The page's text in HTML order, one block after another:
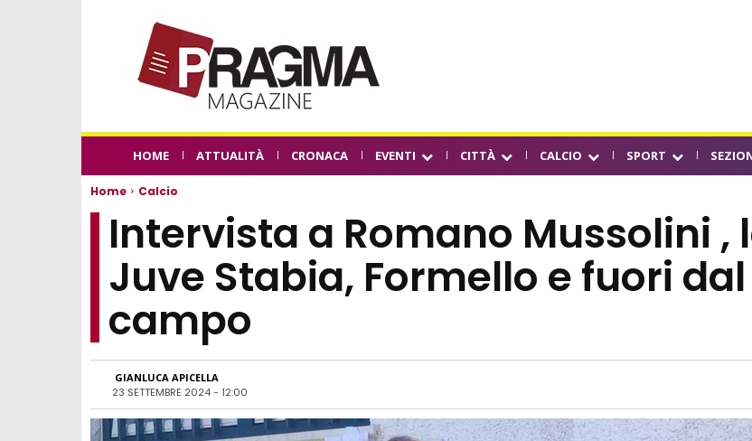
HOME ATTUALITÀ CRONACA EVENTI CITTÀ CALCIO SPORT
Home Calcio
Intervista a Romano Mussolini ,
Juve Stabia, Formello e fuori dal
campo
GIANLUCA APICELLA
23 SETTEMBRE 2024 - 12:00